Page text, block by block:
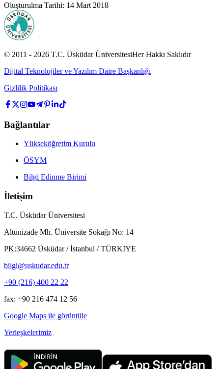
Oluşturulma Tarihi: 14 Mart 2018
© 2011 - 2026 T.C. Üsküdar ÜniversitesiHer Hakkı Saklıdır
Dijital Teknolojiler ve Yazılım Daire Başkanlığı
Gizlilik Politikası
Bağlantılar
Yükseköğretim Kurulu
ÖSYM
Bilgi Edinme Birimi
İletişim
T.C. Üsküdar Üniversitesi
Altunizade Mh. Üniversite Sokağı No: 14
PK:34662 Üsküdar / İstanbul / TÜRKİYE
bilgi@uskudar.edu.tr
+90 (216) 400 22 22
fax: +90 216 474 12 56
Google Maps ile görüntüle
Yerleşkelerimiz